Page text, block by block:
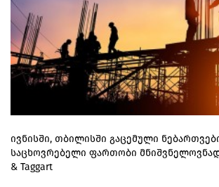
ივნისში, თბილისში გაცემული
საცხოვრებელი ფართობი
& Taggart